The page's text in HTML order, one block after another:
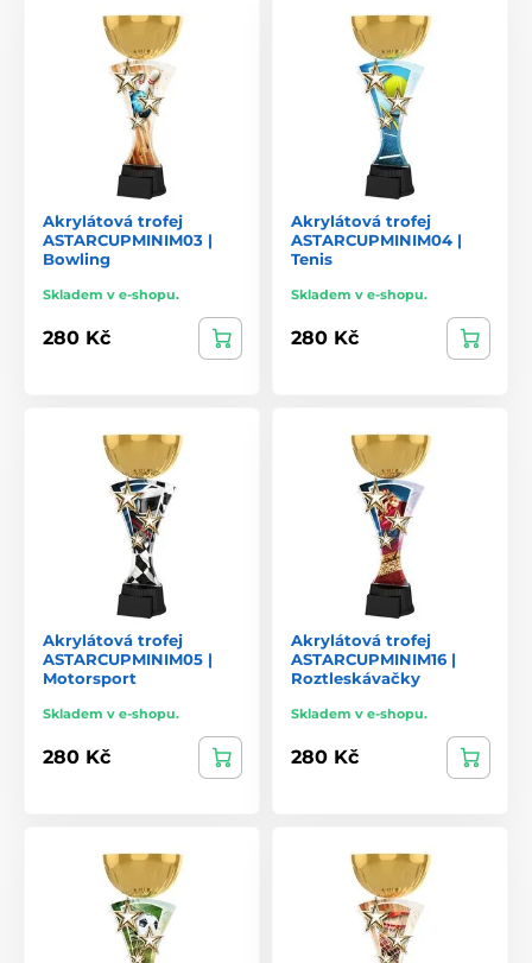
Akrylátová trofej
ASTARCUPMINIM03 |
Bowling
Skladem v e-shopu.
280 Kč
Akrylátová trofej
ASTARCUPMINIM04 |
Tenis
Skladem v e-shopu.
280 Kč
Akrylátová trofej
ASTARCUPMINIM05 |
Motorsport
Skladem v e-shopu.
280 Kč
Akrylátová trofej
ASTARCUPMINIM16 |
Roztleskávačky
Skladem v e-shopu.
280 Kč